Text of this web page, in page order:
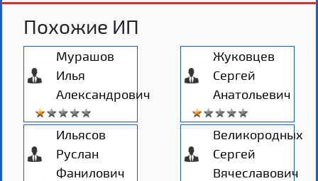
Похожие ИП
Мурашов
Илья
Александрович
Ильясов
Руслан
Фанилович
Жуковцев
Сергей
Анатольевич
Великородных
Сергей
Вячеславович